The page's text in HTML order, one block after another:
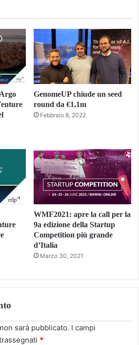
GenomeUP chiude un seed
round da €1,1m
Febbraio 8, 2022
WMF2021: apre la call per la
9a edizione della Startup
Competition più grande
d’Italia
Marzo 30, 2021
sarà pubblicato. I campi
*